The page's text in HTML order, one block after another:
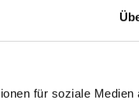
für soziale Medien
Schweda